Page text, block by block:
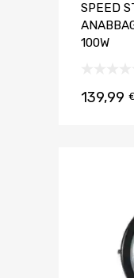
SPEED
100W
139,99